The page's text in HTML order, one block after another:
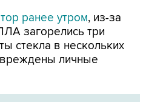
ранее утром, из-за
загорелись три
стекла в нескольких
личные